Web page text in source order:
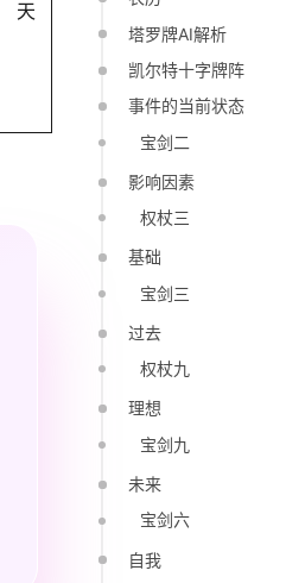
天
塔罗牌AI解析
凯尔特十字牌阵
事件的当前状态
宝剑二
影响因素
权杖三
基础
宝剑三
过去
权杖九
理想
宝剑九
未来
宝剑六
自我